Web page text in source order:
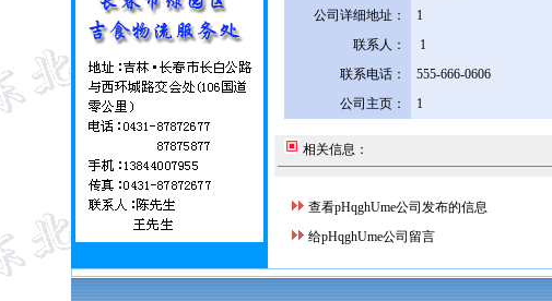
公司详细地址：
1
联系人：
1
联系电话：
555-666-0606
公司主页：
1
相关信息：
查看pHqghUme公司发布的信息
给pHqghUme公司留言